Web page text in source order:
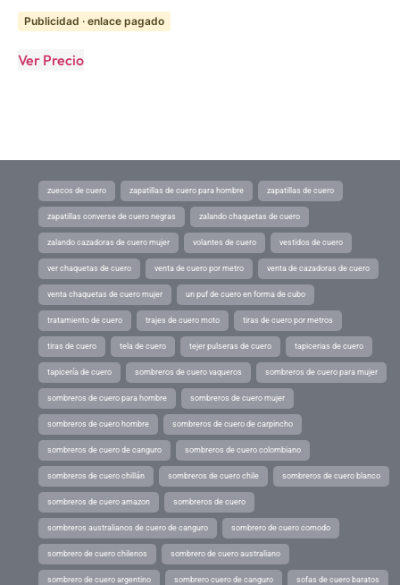
Publicidad · enlace pagado
Ver Precio
zuecos de cuero zapatillas de cuero para hombre zapatillas de cuero
zapatillas converse de cuero negras zalando chaquetas de cuero
zalando cazadoras de cuero mujer volantes de cuero vestidos de cuero
ver chaquetas de cuero venta de cuero por metro venta de cazadoras de cuero
venta chaquetas de cuero mujer un puf de cuero en forma de cubo
tratamiento de cuero trajes de cuero moto tiras de cuero por metros
tiras de cuero tela de cuero tejer pulseras de cuero tapicerias de cuero
tapicería de cuero sombreros de cuero vaqueros sombreros de cuero para mujer
sombreros de cuero para hombre sombreros de cuero mujer
sombreros de cuero hombre sombreros de cuero de carpincho
sombreros de cuero de canguro sombreros de cuero colombiano
sombreros de cuero chillán sombreros de cuero chile sombreros de cuero blanco
sombreros de cuero amazon sombreros de cuero
sombreros australianos de cuero de canguro sombrero de cuero comodo
sombrero de cuero chilenos sombrero de cuero australiano
sombrero de cuero argentino sombrero cuero de canguro sofas de cuero baratos